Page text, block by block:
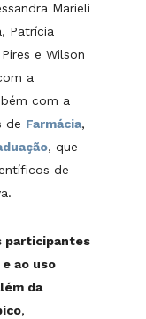
Marieli
Patrícia
e Wilson
a
com a
de Farmácia,
, que
de
participantes
ao uso
da
,